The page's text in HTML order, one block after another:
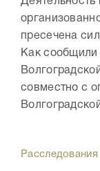
пресечена
Как
совместно с
Расследования